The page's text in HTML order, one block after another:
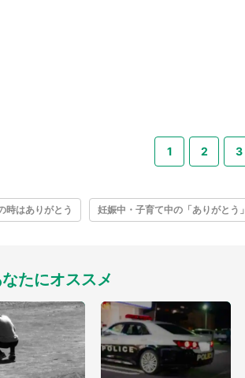
1 2 3
時はありがとう 妊娠中・子育て中の「ありがとう」
たにオススメ